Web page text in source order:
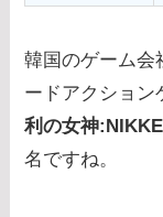
韓国のゲーム会
ードアクション
利の女神:NIKKE
名ですね。